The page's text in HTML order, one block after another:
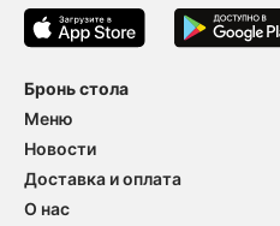
Бронь стола
Меню
Новости
Доставка и оплата
О нас